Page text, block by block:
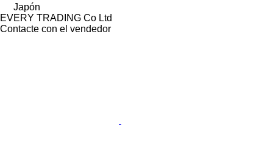
Japón
EVERY TRADING Co Ltd
Contacte con el vendedor